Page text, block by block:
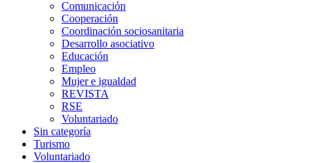
Comunicación
Cooperación
Coordinación sociosanitaria
Desarrollo asociativo
Educación
Empleo
Mujer e igualdad
REVISTA
RSE
Voluntariado
Sin categoría
Turismo
Voluntariado